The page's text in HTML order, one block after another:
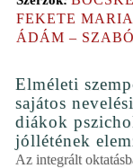
FEKETE
ÁDÁM –
Elméleti
sajátos
diákok
jóllétének
Az integrált